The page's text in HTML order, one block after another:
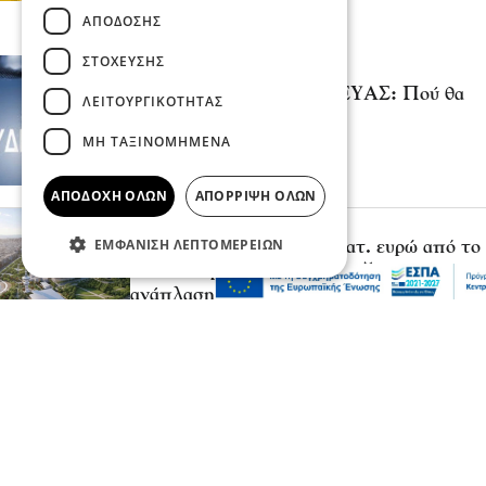
Σερραικά Νέα
Έκτακτη Ανακοίνωση ΔΕΥΑΣ: Πού θα
06 Αυγ 2026, 22:06
Πολιτική
Χρηματοδότηση 204,6 εκατ. ευρώ από το
Εθνικό Πρόγραμμα Ανάπτυξης για την
ανάπλαση της ΔΕΘ
ΑΠΌΔΟΣΗΣ
ΣΤΌΧΕΥΣΗΣ
ΛΕΙΤΟΥΡΓΙΚΌΤΗΤΑΣ
ΜΗ ΤΑΞΙΝΟΜΗΜΈΝΑ
ΑΠΟΔΟΧΉ ΌΛΩΝ ΑΠΌΡΡΙΨΗ ΌΛΩΝ
ΕΜΦΆΝΙΣΗ ΛΕΠΤΟΜΕΡΕΙΏΝ